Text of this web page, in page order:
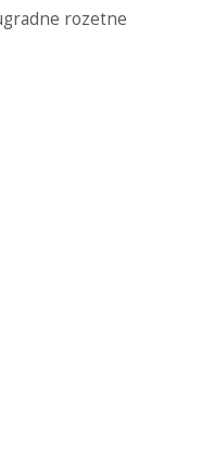
rozetne